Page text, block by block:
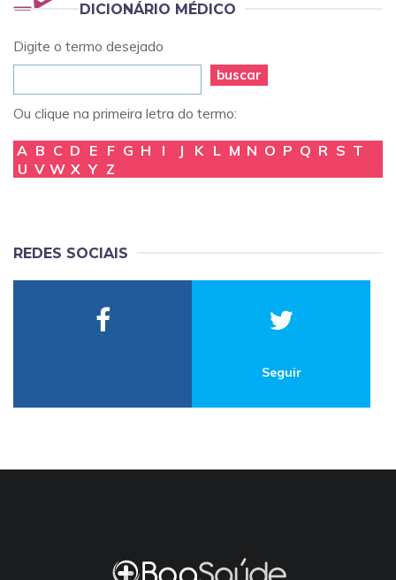
DICIONÁRIO MÉDICO
Digite o termo desejado
buscar
Ou clique na primeira letra do termo:
A B C D E F G H I J K L M N O P Q R S T
U V W X Y Z
REDES SOCIAIS
Seguir